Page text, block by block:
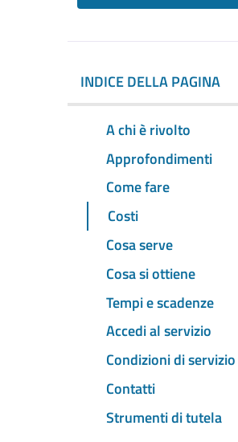
INDICE DELLA PAGINA
A chi è rivolto
Approfondimenti
Come fare
Costi
Cosa serve
Cosa si ottiene
Tempi e scadenze
Accedi al servizio
Condizioni di servizio
Contatti
Strumenti di tutela